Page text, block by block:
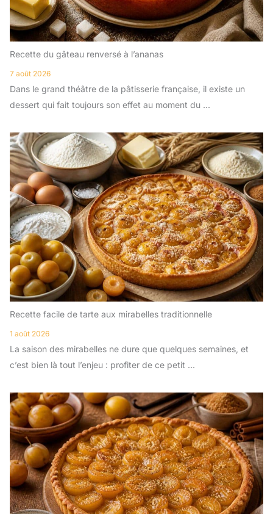
Recette du gâteau renversé à l’ananas
7 août 2026
Dans le grand théâtre de la pâtisserie française, il existe un
dessert qui fait toujours son effet au moment du ...
Recette facile de tarte aux mirabelles traditionnelle
1 août 2026
La saison des mirabelles ne dure que quelques semaines, et
c’est bien là tout l’enjeu : profiter de ce petit ...